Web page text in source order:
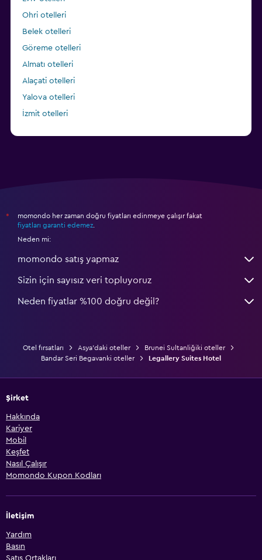
Ohri otelleri
Belek otelleri
Göreme otelleri
Almatı otelleri
Alaçati otelleri
Yalova otelleri
İzmit otelleri
*
momondo her zaman doğru fiyatları edinmeye çalışır fakat
fiyatları garanti edemez
Neden mi:
momondo satış yapmaz
Sizin için sayısız veri topluyoruz
Neden fiyatlar %100 doğru değil?
Otel fırsatları Asya'daki oteller
Brunei Sultanliğiki oteller
Bandar Seri Begavanki oteller
Legallery Suites Hotel
Şirket
Hakkında
Kariyer
Mobil
Keşfet
Nasıl Çalışır
Momondo Kupon Kodları
İletişim
Yardım
Basın
Satış Ortakları